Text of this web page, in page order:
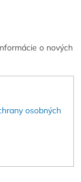
o nových
osobných